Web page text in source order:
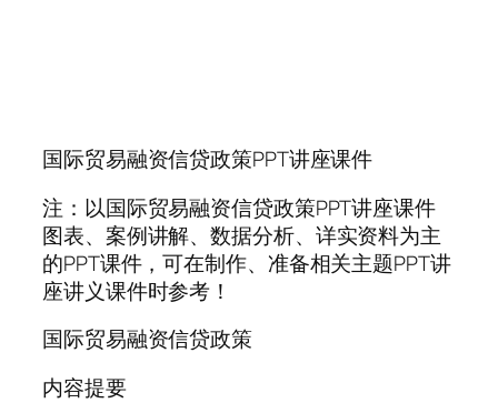
国际贸易融资信贷政策PPT讲座课件
注：以国际贸易融资信贷政策PPT讲座课件
图表、案例讲解、数据分析、详实资料为主
的PPT课件，可在制作、准备相关主题PPT讲
座讲义课件时参考！
国际贸易融资信贷政策
内容提要